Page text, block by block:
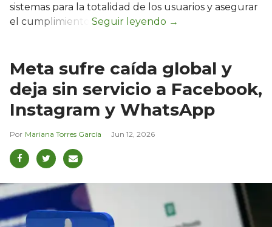
sistemas para la totalidad de los usuarios y asegurar
el cumplimiento.
Meta sufre caída global y
deja sin servicio a Facebook,
Instagram y WhatsApp
Mariana Torres García Jun 12, 2026